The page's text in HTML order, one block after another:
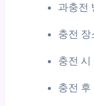
과충전
충전 장
충전 시
충전 후